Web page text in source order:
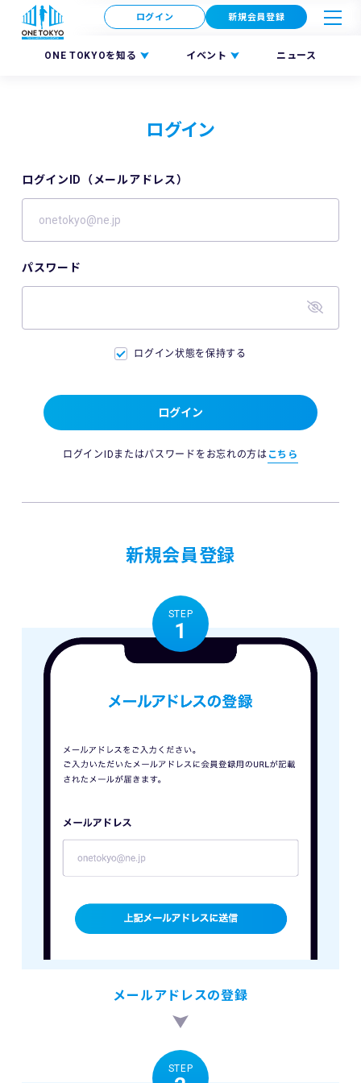
ONE TOKYOを知る イベント ニュース
ログイン 新規会員登録
ログイン
ログインID（メールアドレス）
パスワード
ログイン状態を保持する
ログイン
ログインIDまたはパスワードをお忘れの方は こちら
新規会員登録
STEP
1
メールアドレスの登録
STEP